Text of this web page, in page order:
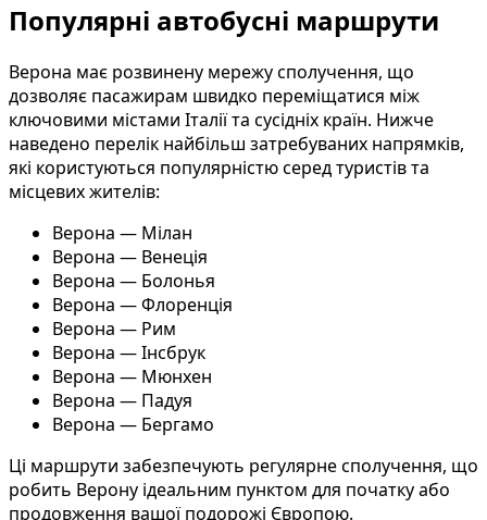
Популярні автобусні маршрути
Верона має розвинену мережу сполучення, що
дозволяє пасажирам швидко переміщатися між
ключовими містами Італії та сусідніх країн. Нижче
наведено перелік найбільш затребуваних напрямків,
які користуються популярністю серед туристів та
місцевих жителів:
Верона — Мілан
Верона — Венеція
Верона — Болонья
Верона — Флоренція
Верона — Рим
Верона — Інсбрук
Верона — Мюнхен
Верона — Падуя
Верона — Бергамо
Ці маршрути забезпечують регулярне сполучення, що
робить Верону ідеальним пунктом для початку або
продовження вашої подорожі Європою.